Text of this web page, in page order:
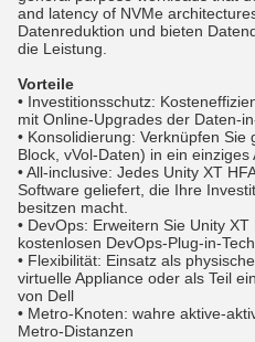
and latency of NVMe
Datenreduktion und bieten
die Leistung.
Vorteile
• Investitionsschutz:
mit Online-Upgrades der Daten-
• Konsolidierung: Verknüpfen Sie
Block, vVol-Daten) in ein einziges
• All-inclusive: Jedes Unity XT
Software geliefert, die Ihre
besitzen macht.
• DevOps: Erweitern Sie Unity
kostenlosen DevOps-Plug-in-
• Flexibilität: Einsatz als
virtuelle Appliance oder als Teil
von Dell
• Metro-Knoten: wahre aktive-
Metro-Distanzen